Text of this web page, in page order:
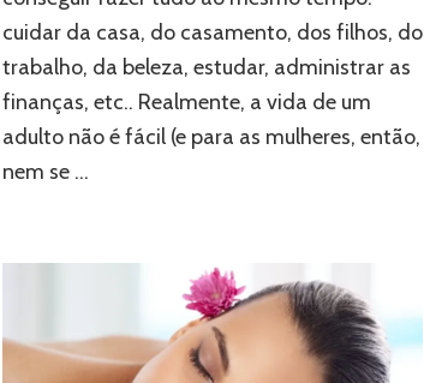
cuidar da casa, do casamento, dos filhos, do
trabalho, da beleza, estudar, administrar as
finanças, etc.. Realmente, a vida de um
adulto não é fácil (e para as mulheres, então,
nem se …